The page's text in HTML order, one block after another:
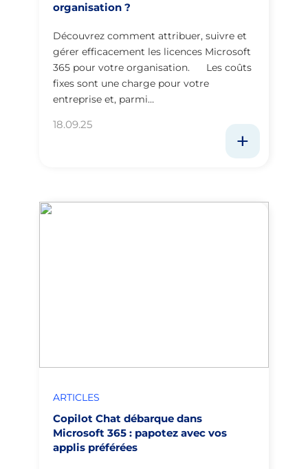
organisation ?
Découvrez comment attribuer, suivre et
gérer efficacement les licences Microsoft
365 pour votre organisation. Les coûts
fixes sont une charge pour votre
entreprise et, parmi…
18.09.25
ARTICLES
Copilot Chat débarque dans
Microsoft 365 : papotez avec vos
applis préférées